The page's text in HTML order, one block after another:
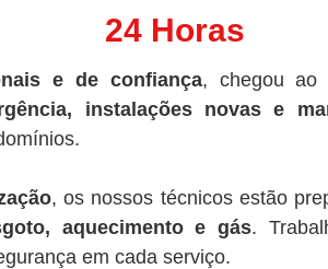
24 Horas
e de confiança, chegou ao
instalações novas e
, os nossos técnicos estão
aquecimento e gás.
em cada serviço.